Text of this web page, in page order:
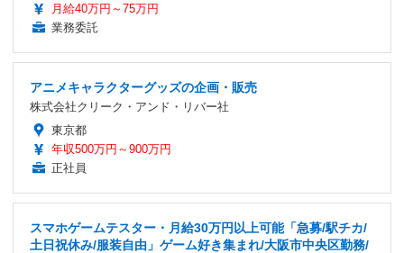
月給40万円～75万円
業務委託
アニメキャラクターグッズの企画・販売
株式会社クリーク・アンド・リバー社
東京都
年収500万円～900万円
正社員
スマホゲームテスター・月給30万円以上可能「急募/駅チカ/
土日祝休み/服装自由」ゲーム好き集まれ/大阪市中央区勤務/